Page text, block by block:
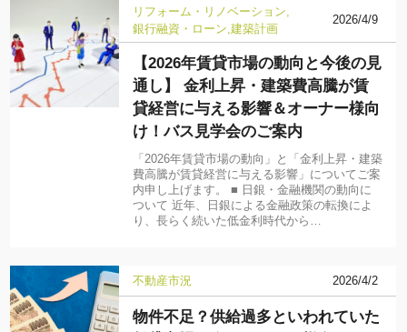
リフォーム・リノベーション
銀行融資・ローン 建築計画
2026/4/9
【2026年賃貸市場の動向と今後の見
通し】 金利上昇・建築費高騰が賃
貸経営に与える影響＆オーナー様向
け！バス見学会のご案内
「2026年賃貸市場の動向」と「金利上昇・建築
費高騰が賃貸経営に与える影響」についてご案
内申し上げます。 ■ 日銀・金融機関の動向に
ついて 近年、日銀による金融政策の転換によ
り、長らく続いた低金利時代から…
不動産市況 2026/4/2
物件不足？供給過多といわれていた